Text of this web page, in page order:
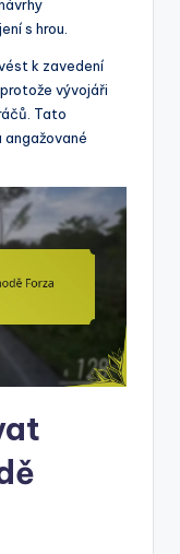
s hrou.
k zavedení
vývojáři
Tato
angažované